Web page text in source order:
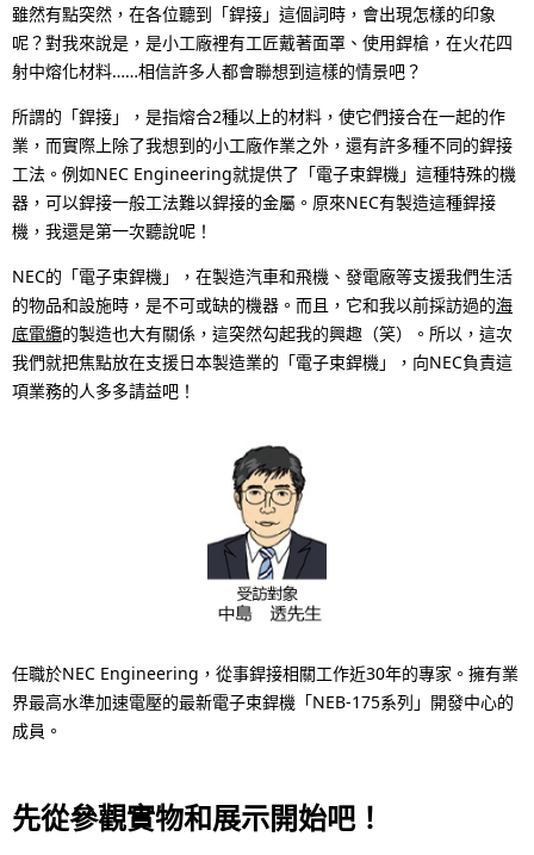
e
s
e
n
t
o
c
a
t
h
s
v
i
g
a
t
o
n
雖然有點突然，在各位聽到「銲接」這個詞時，會出現怎樣的印象
呢？對我來說是，是小工廠裡有工匠戴著面罩、使用銲槍，在火花四
射中熔化材料……相信許多人都會聯想到這樣的情景吧？
所謂的「銲接」，是指熔合2種以上的材料，使它們接合在一起的作
業，而實際上除了我想到的小工廠作業之外，還有許多種不同的銲接
工法。例如NEC Engineering就提供了「電子束銲機」這種特殊的機
器，可以銲接一般工法難以銲接的金屬。原來NEC有製造這種銲接
機，我還是第一次聽說呢！
NEC的「電子束銲機」，在製造汽車和飛機、發電廠等支援我們生活
的物品和設施時，是不可或缺的機器。而且，它和我以前採訪過的海
底電纜的製造也大有關係，這突然勾起我的興趣（笑）。所以，這次
我們就把焦點放在支援日本製造業的「電子束銲機」，向NEC負責這
項業務的人多多請益吧！
任職於NEC Engineering，從事銲接相關工作近30年的專家。擁有業
界最高水準加速電壓的最新電子束銲機「NEB-175系列」開發中心的
成員。
先從參觀實物和展示開始吧！